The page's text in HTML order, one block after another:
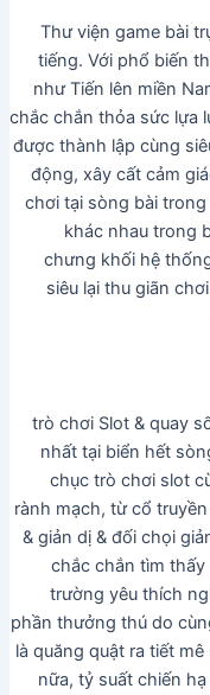
Thư viện game bài
tiếng. Với phổ biến
như Tiến lên miền
chắc chắn thỏa sức lựa
được thành lập cùng
động, xây cất cảm
chơi tại sòng bài
khác nhau trong
chưng khối hệ
siêu lại thu giãn
trò chơi Slot & quay
nhất tại biển hết
chục trò chơi slot
rành mạch, từ cổ
& giản dị & đối chọi
chắc chắn tìm
trường yêu thích
phần thưởng thú do
là quăng quật ra tiết
nữa, tỷ suất chiến